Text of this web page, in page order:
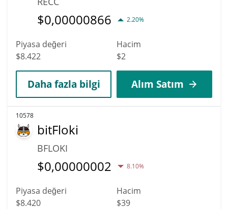
$0,00000866 2.20%
Piyasa değeri
$8.422
Hacim
$2
Daha fazla bilgi Alım Satım
10578
bitFloki
BFLOKI
$0,00000002 8.10%
Piyasa değeri
$8.420
Hacim
$39